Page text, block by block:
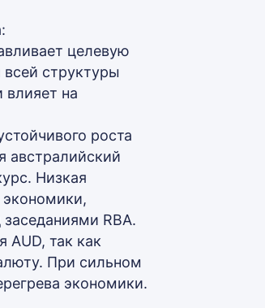
целевую
структуры
влияет на
роста
австралийский
Низкая
экономики,
RBA.
AUD, так как
При сильном
экономики.